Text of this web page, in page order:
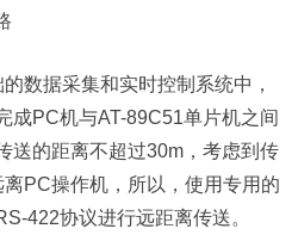
据采集和实时控制系统中，
成PC机与AT-89C51单片机之间
送的距离不超过30m，考虑到传
PC操作机，所以，使用专用的
422协议进行远距离传送。